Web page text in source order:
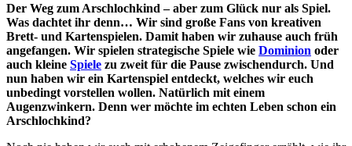
Der Weg zum Arschlochkind – aber zum Glück nur als Spiel.
Was dachtet ihr denn… Wir sind große Fans von kreativen
Brett- und Kartenspielen. Damit haben wir zuhause auch früh
angefangen. Wir spielen strategische Spiele wie Dominion oder
auch kleine Spiele zu zweit für die Pause zwischendurch. Und
nun haben wir ein Kartenspiel entdeckt, welches wir euch
unbedingt vorstellen wollen. Natürlich mit einem
Augenzwinkern. Denn wer möchte im echten Leben schon ein
Arschlochkind?